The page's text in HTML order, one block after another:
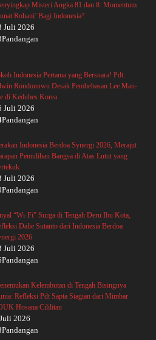
Misteri Angka 81 dan 8: Momentum
Rohani’ Bagi Indonesia?
Juli 2026
Indonesia Pertama yang Bersuara! Pdt.
Rondonuwu Desak Pembebasan Lee Man-
di Kedubes Korea
Juli 2026
Indonesia Berdoa Synergi 2026, Merajut
Pemulihan Bangsa di Atas Lutut yang
Juli 2026
“Wi-Fi” Surga di Tengah Deru Ibu Kota,
Dalie Sutanto dari Indonesia Berdoa
2026
Juli 2026
Kelembutan di Tengah Bisingnya
Refleksi Pdt Sapta Siagian dari Mimbar
Hosana Cililitan
2026